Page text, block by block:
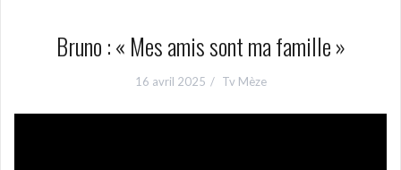
Bruno : « Mes amis sont ma famille »
16 avril 2025 Tv Mèze